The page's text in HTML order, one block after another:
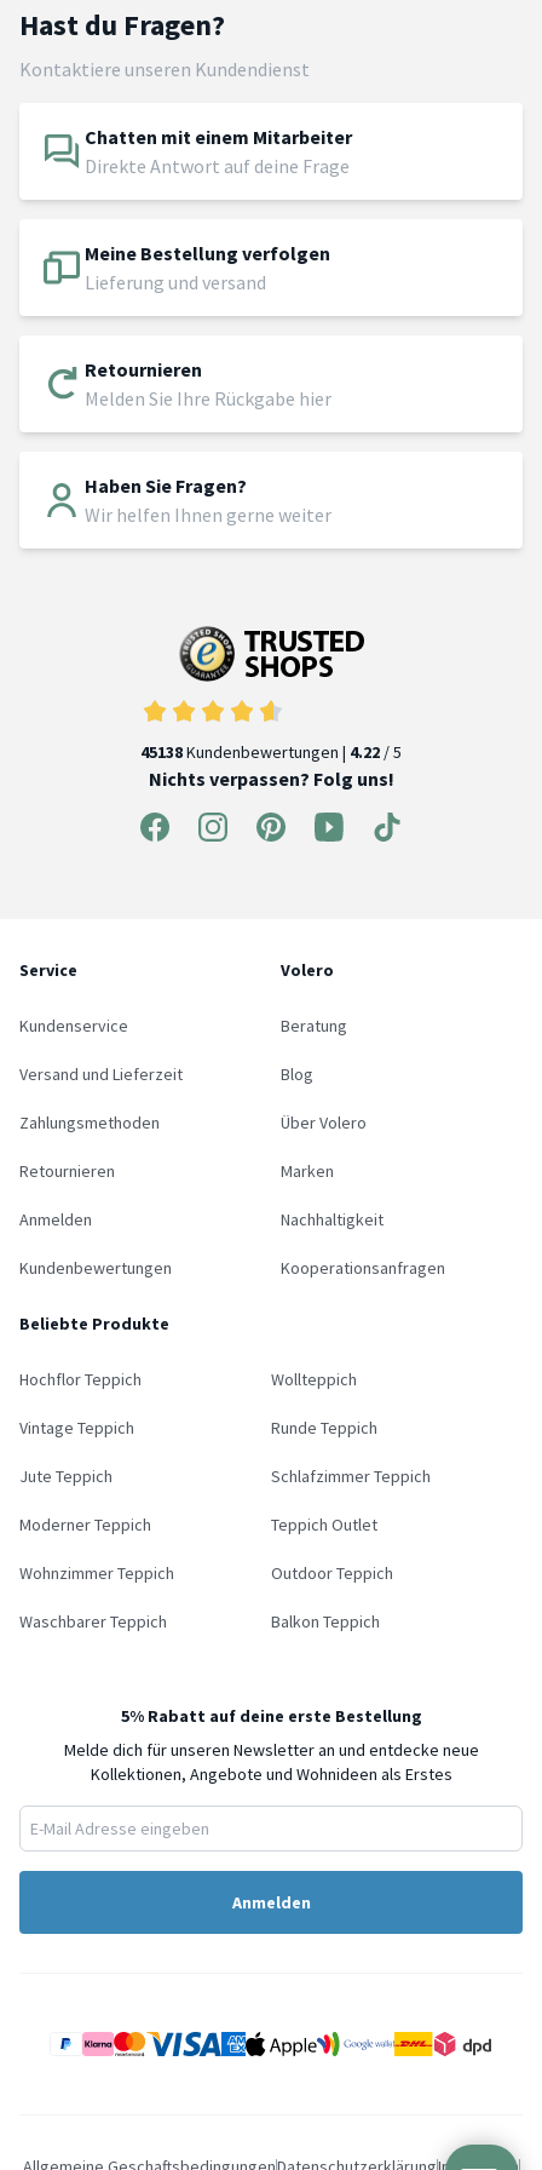
Hast du Fragen?
Kontaktiere unseren Kundendienst
Chatten mit einem Mitarbeiter
Direkte Antwort auf deine Frage
Meine Bestellung verfolgen
Lieferung und versand
Retournieren
Melden Sie Ihre Rückgabe hier
Haben Sie Fragen?
Wir helfen Ihnen gerne weiter
45138Kundenbewertungen | 4.22 / 5
Nichts verpassen? Folg uns!
Service
Kundenservice
Versand und Lieferzeit
Zahlungsmethoden
Retournieren
Anmelden
Kundenbewertungen
Volero
Beratung
Blog
Über Volero
Marken
Nachhaltigkeit
Kooperationsanfragen
Beliebte Produkte
Hochflor Teppich Wollteppich
Vintage Teppich Runde Teppich
Jute Teppich Schlafzimmer Teppich
Moderner Teppich Teppich Outlet
Wohnzimmer Teppich Outdoor Teppich
Waschbarer Teppich Balkon Teppich
5% Rabatt auf deine erste Bestellung
Melde dich für unseren Newsletter an und entdecke neue
Kollektionen, Angebote und Wohnideen als Erstes
Anmelden